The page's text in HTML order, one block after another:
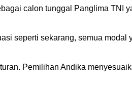
calon tunggal Panglima TNI
seperti sekarang, semua modal
Pemilihan Andika